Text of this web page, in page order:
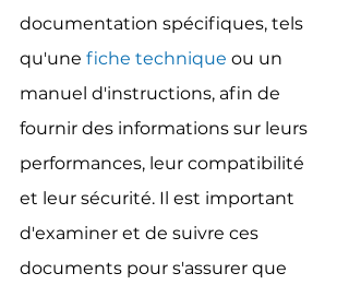
documentation spécifiques, tels
qu'une fiche technique ou un
manuel d'instructions, afin de
fournir des informations sur leurs
performances, leur compatibilité
et leur sécurité. Il est important
d'examiner et de suivre ces
documents pour s'assurer que